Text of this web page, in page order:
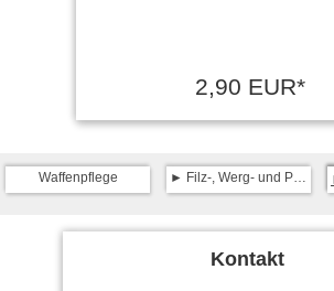
2,90 EUR*
Waffenpflege Filz-, Werg- und Patchhalter
Kontakt